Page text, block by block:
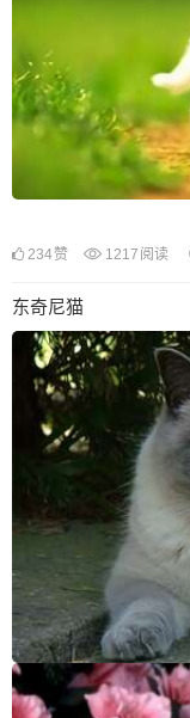
234赞 1217 阅读
东奇尼猫